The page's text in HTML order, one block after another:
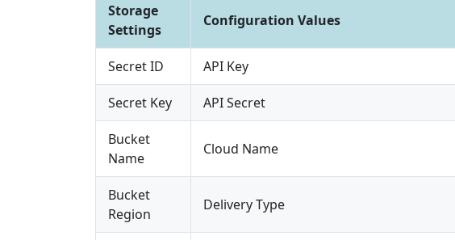
Storage
Settings
Configuration Values
Secret ID API Key
Secret Key API Secret
Bucket
Name
Cloud Name
Bucket
Region
Delivery Type